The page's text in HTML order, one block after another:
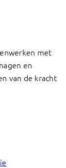
met
en
van de kracht